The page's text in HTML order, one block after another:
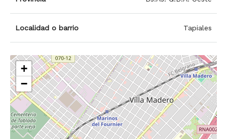
Localidad o barrio Tapiales
+
−